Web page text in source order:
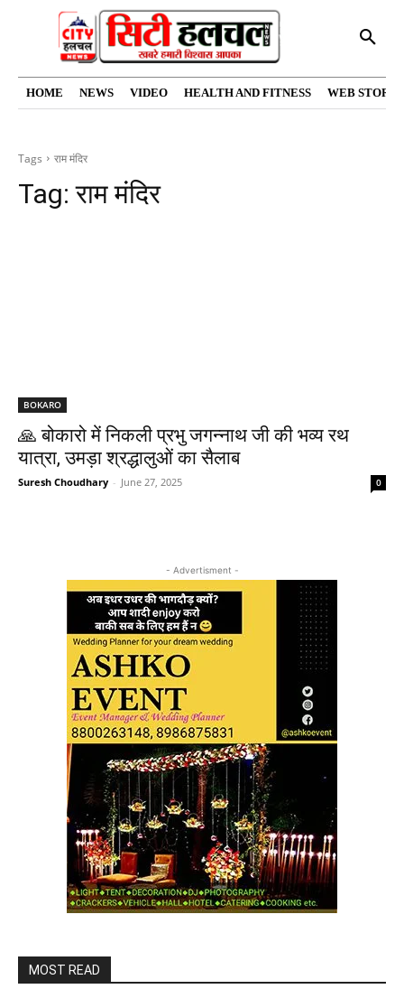
HOME NEWS VIDEO HEALTH AND FITNESS WEB
Tags राम मंदिर
Tag:राम मंदिर
BOKARO
🙏 बोकारो में निकली प्रभु जगन्नाथ जी की भव्य रथ
यात्रा, उमड़ा श्रद्धालुओं का सैलाब
Suresh Choudhary - June 27, 2025 0
- Advertisment -
MOST READ